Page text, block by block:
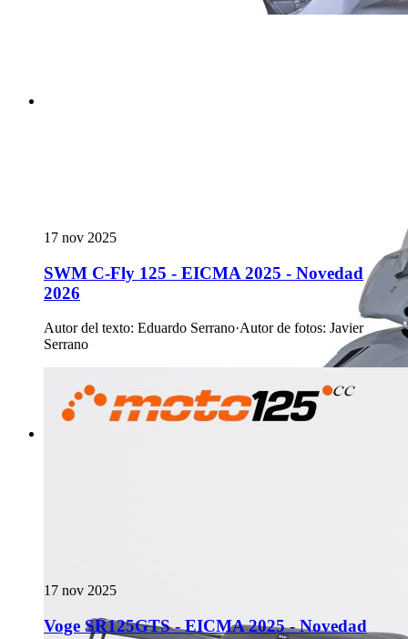
17 nov 2025
SWM C-Fly 125 - EICMA 2025 - Novedad
2026
Autor del texto: Eduardo Serrano·Autor de fotos: Javier
Serrano
17 nov 2025
Voge SR125GTS - EICMA 2025 - Novedad